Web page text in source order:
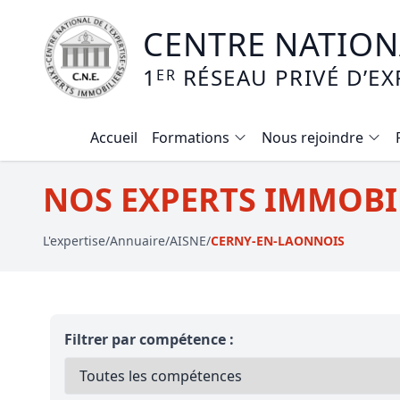
CENTRE
1 ER RÉSEAU PRIVÉ
Accueil
Formations
Formation expertise immobilière /
Expertise local commercial
Mise en copropriété
Expertise terrains agricoles,
Nous rejoindre
NOS EXPERTS
L'expertise/Annuaire/AISNE/CERNY-EN-LAONNOIS
Filtrer par compétence :